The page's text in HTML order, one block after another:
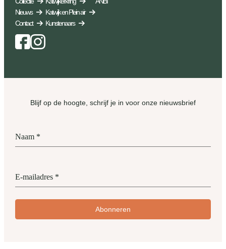
Nieuws
Contact
Facebook Instagram
Katwijk en Plein air
Kunstenaars
Blijf op de hoogte, schrijf je in voor onze nieuwsbrief
Naam *
E-mailadres *
Abonneren